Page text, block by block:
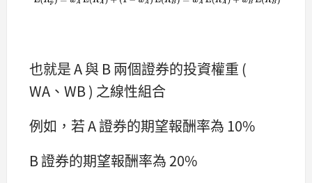
也就是 A 與 B 兩個證券的投資權重 (
WA、WB ) 之線性組合
例如，若 A 證券的期望報酬率為 10%
B 證券的期望報酬率為 20%